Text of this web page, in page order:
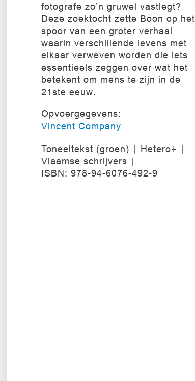
fotografe zo’n gruwel vastlegt?
Deze zoektocht zette Boon op het
spoor van een groter verhaal
waarin verschillende levens met
elkaar verweven worden die iets
essentieels zeggen over wat het
betekent om mens te zijn in de
21ste eeuw.
Opvoergegevens:
Vincent Company
Toneeltekst (groen)
Hetero+
Vlaamse schrijvers
ISBN: 978-94-6076-492-9